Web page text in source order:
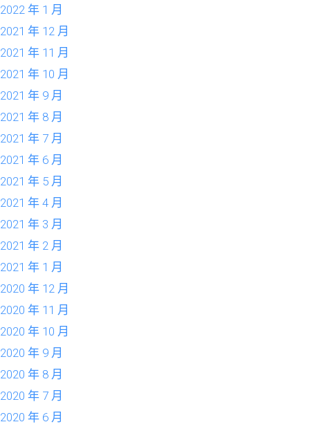
2022 年 1 月
2021 年 12 月
2021 年 11 月
2021 年 10 月
2021 年 9 月
2021 年 8 月
2021 年 7 月
2021 年 6 月
2021 年 5 月
2021 年 4 月
2021 年 3 月
2021 年 2 月
2021 年 1 月
2020 年 12 月
2020 年 11 月
2020 年 10 月
2020 年 9 月
2020 年 8 月
2020 年 7 月
2020 年 6 月